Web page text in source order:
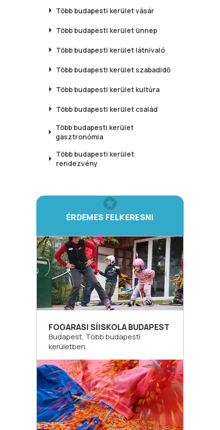
Több budapesti kerületvásár
Több budapesti kerület ünnep
Több budapesti kerület látnivaló
Több budapesti kerület szabadidő
Több budapesti kerület kultúra
Több budapesti kerület család
Több budapesti kerület
gasztronómia
Több budapesti kerület
rendezvény
ÉRDEMES FELKERESNI
FOGARASI SÍISKOLA BUDAPEST
Budapest, Több budapesti
kerületben